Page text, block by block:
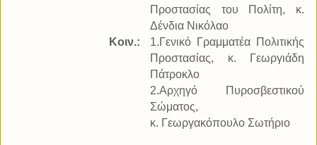
Προστασίας του Πολίτη, κ.
Δένδια Νικόλαο
Κοιν.:
1.Γενικό Γραμματέα Πολιτικής
Προστασίας, κ. Γεωργιάδη
Πάτροκλο
2.Αρχηγό Πυροσβεστικού
Σώματος,
κ. Γεωργακόπουλο Σωτήριο